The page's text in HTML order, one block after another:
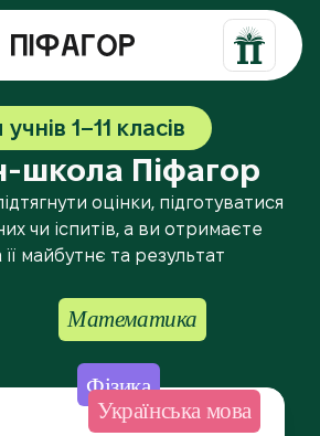
1–11 класів
школа Піфагор
оцінки, підготуватися
чи іспитів, а ви отримаєте
її майбутнє та результат
Математика
Фізика
Українська мова